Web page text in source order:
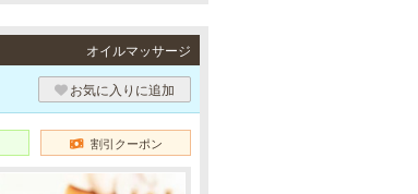
オイルマッサージ
お気に入りに追加
割引クーポン